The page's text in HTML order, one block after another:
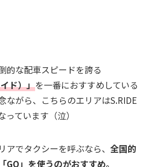
的な配車スピードを誇る
ド）」を一番におすすめしている
ながら、こちらのエリアはS.RIDE
ています（泣）
アでタクシーを呼ぶなら、 全国的
GO」を使うのがおすすめ。